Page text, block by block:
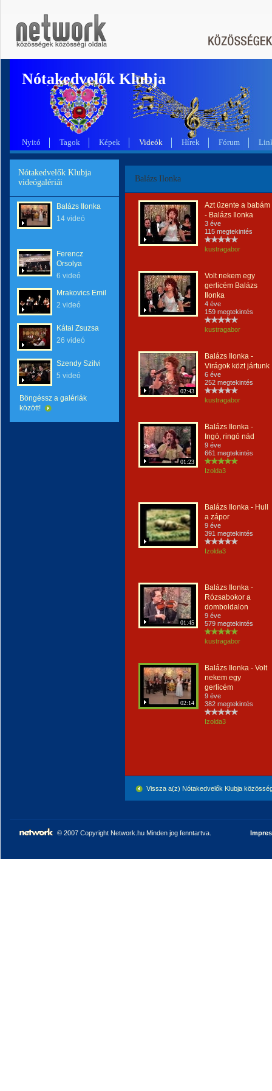
Nótakedvelők Klubja
Nyitó Tagok Képek Videók Hírek Fórum
Nótakedvelők Klubja
videógalériái
Balázs Ilonka
14 videó
Ferencz
Orsolya
6 videó
Mrakovics Emil
2 videó
Kátai Zsuzsa
26 videó
Szendy Szilvi
5 videó
Böngéssz a galériák
között!
Balázs Ilonka
Azt üzente a babám
- Balázs Ilonka
3 éve
115 megtekintés
kustragabor
Volt nekem egy
gerlicém Balázs
Ilonka
4 éve
159 megtekintés
kustragabor
02:43
Balázs Ilonka -
Virágok közt jártunk
6 éve
252 megtekintés
kustragabor
01:23
Balázs Ilonka -
Ingó, ringó nád
9 éve
661 megtekintés
Izolda3
Balázs Ilonka - Hull
a zápor
9 éve
391 megtekintés
Izolda3
01:45
Balázs Ilonka -
Rózsabokor a
domboldalon
9 éve
579 megtekintés
kustragabor
02:14
Balázs Ilonka - Volt
nekem egy
gerlicém
9 éve
382 megtekintés
Izolda3
Vissza a(z) Nótakedvelők Klubja
© 2007 Copyright Network.hu Minden jog fenntartva.